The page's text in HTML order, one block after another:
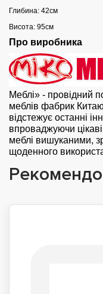
Глибина: 42см
Висота: 95см
Про виробника
Меблі» - провідний
меблів фабрик
відстежує останні
впроваджуючи
меблі вишуканими,
щоденного